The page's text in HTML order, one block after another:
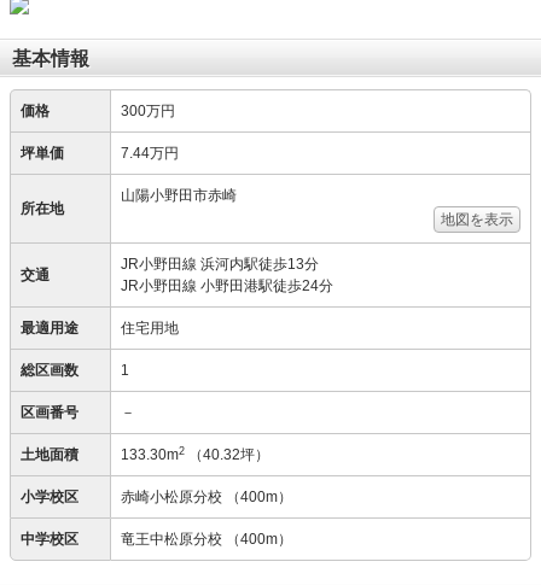
基本情報
価格 300万円
坪単価 7.44万円
所在地
山陽小野田市赤崎
地図を表示
交通
JR小野田線 浜河内駅徒歩13分
JR小野田線 小野田港駅徒歩24分
最適用途 住宅用地
総区画数 1
区画番号 －
土地面積 133.30m2 （40.32坪）
小学校区 赤崎小松原分校 （400m）
中学校区 竜王中松原分校 （400m）